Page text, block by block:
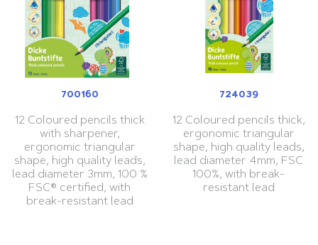
700160
12 Coloured pencils thick
with sharpener,
ergonomic triangular
shape, high quality leads,
lead diameter 3mm, 100 %
FSC® certified, with
break-resistant lead
724039
12 Coloured pencils thick,
ergonomic triangular
shape, high quality leads,
lead diameter 4mm, FSC
100%, with break-
resistant lead